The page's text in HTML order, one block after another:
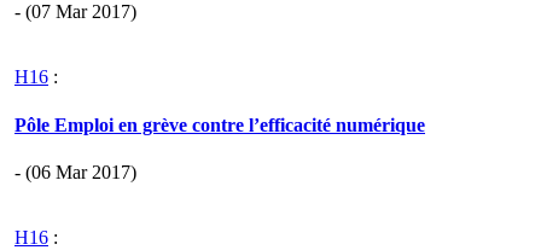
- (07 Mar 2017)
H16 :
Pôle Emploi en grève contre l’efficacité numérique
- (06 Mar 2017)
H16 :